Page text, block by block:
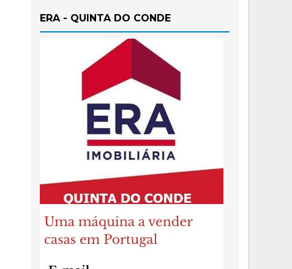
ERA - QUINTA DO CONDE